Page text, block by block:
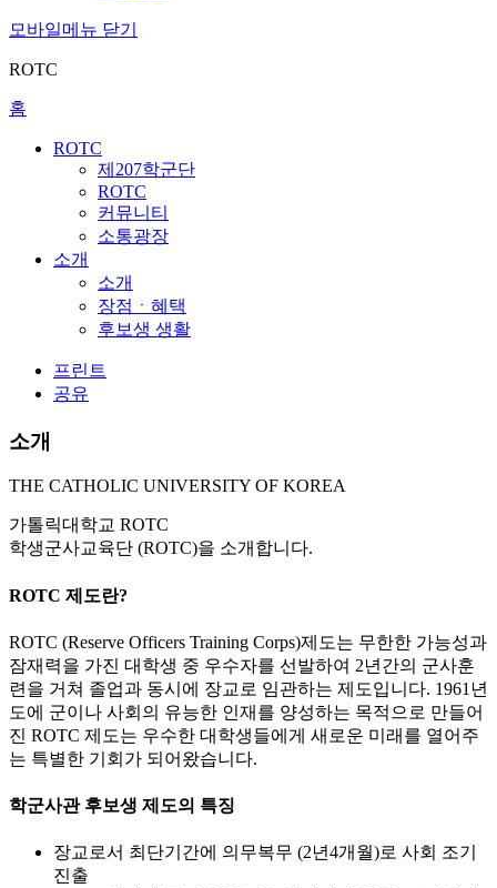
모바일메뉴 닫기
ROTC
홈
ROTC
제207학군단
ROTC
커뮤니티
소통광장
소개
소개
장점ㆍ혜택
후보생 생활
프린트
공유
소개
THE CATHOLIC UNIVERSITY OF KOREA
가톨릭대학교 ROTC
학생군사교육단 (ROTC)을 소개합니다.
ROTC 제도란?
ROTC (Reserve Officers Training Corps)제도는 무한한 가능성과
잠재력을 가진 대학생 중 우수자를 선발하여 2년간의 군사훈
련을 거쳐 졸업과 동시에 장교로 임관하는 제도입니다. 1961년
도에 군이나 사회의 유능한 인재를 양성하는 목적으로 만들어
진 ROTC 제도는 우수한 대학생들에게 새로운 미래를 열어주
는 특별한 기회가 되어왔습니다.
학군사관 후보생 제도의 특징
장교로서 최단기간에 의무복무 (2년4개월)로 사회 조기
진출